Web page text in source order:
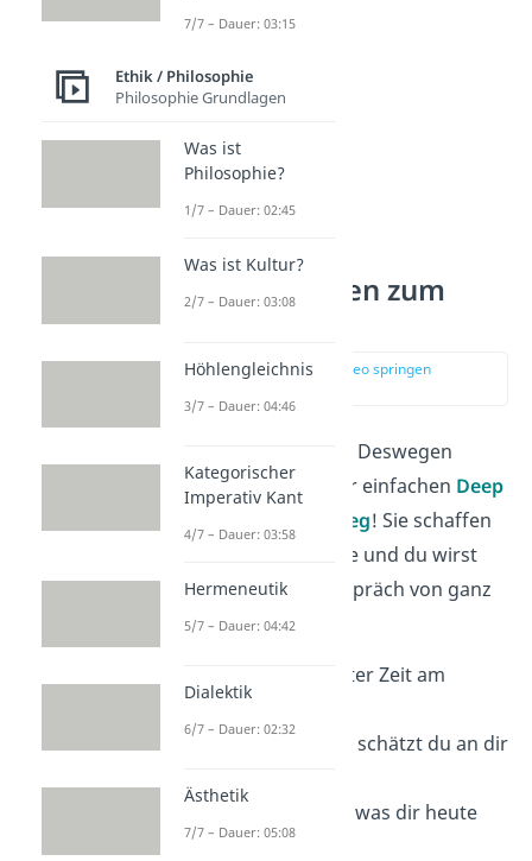
Deep Talk Fragen zum
Einstieg
zur Stelle im Video springen
Aller Anfang ist schwer. Deswegen
starte doch mit ein paar einfachen Deep
Talk Fragen zum Einstieg! Sie schaffen
die richtige Atmosphäre und du wirst
sehen, wie sich das Gespräch von ganz
allein entwickelt.
Was hat dich in letzter Zeit am
Welche
schätzt du an dir
, was dir heute
passiert ist?
7/7 – Dauer: 03:15
Ethik / Philosophie
Philosophie Grundlagen
Was ist
Philosophie?
1/7 – Dauer: 02:45
Was ist Kultur?
2/7 – Dauer: 03:08
Höhlengleichnis
3/7 – Dauer: 04:46
Kategorischer
Imperativ Kant
4/7 – Dauer: 03:58
Hermeneutik
5/7 – Dauer: 04:42
Dialektik
6/7 – Dauer: 02:32
Ästhetik
7/7 – Dauer: 05:08